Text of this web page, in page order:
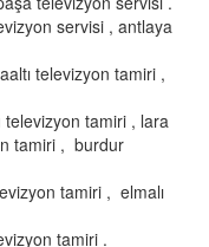
servisi , antlaya
televizyon tamiri ,
televizyon tamiri , lara
tamiri , burdur
tamiri , elmalı
tamiri .